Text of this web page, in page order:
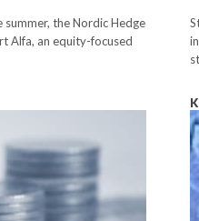
the Nordic Hedge
Alfa, an equity-focused